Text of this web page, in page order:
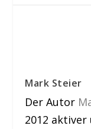
Mark Steier
Der Autor
2012